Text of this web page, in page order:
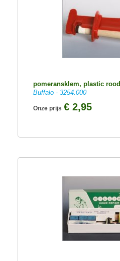
pomeransklem, plastic rood
Buffalo - 3254.000
Onze prijs € 2,95